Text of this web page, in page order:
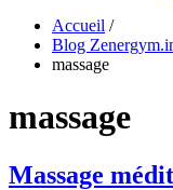
Accueil /
Blog
massage
massage
Massage